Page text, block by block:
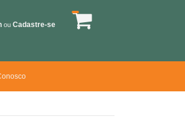
ou Cadastre-se